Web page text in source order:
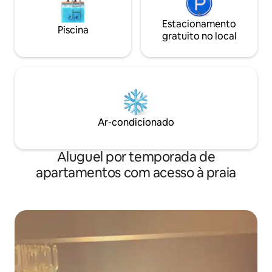
Piscina
Estacionamento
gratuito no local
Ar-condicionado
Aluguel por temporada de
apartamentos com acesso à praia